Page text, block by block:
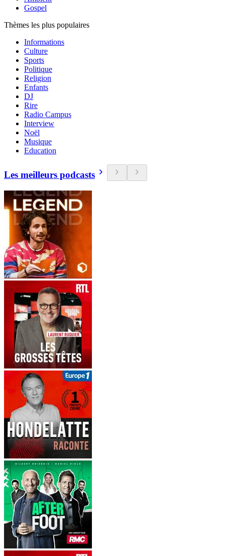
Gospel
Thèmes les plus populaires
Informations
Culture
Sports
Politique
Religion
Enfants
DJ
Rire
Radio Campus
Interview
Noël
Musique
Education
Les meilleurs podcasts